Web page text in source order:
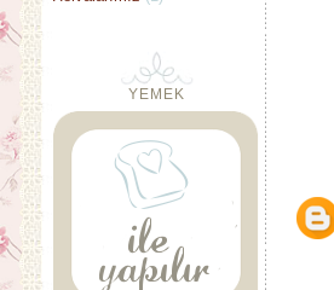
YEMEK